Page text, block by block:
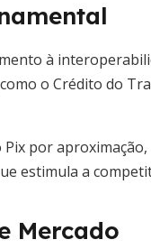
à
o Crédito do
por
estimula a
Mercado